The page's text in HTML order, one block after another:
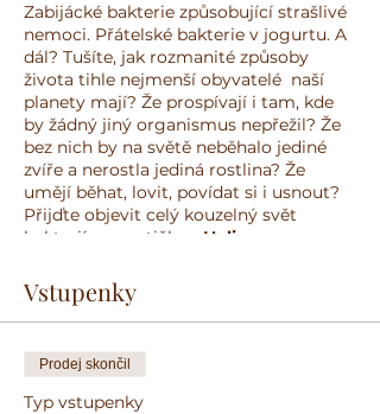
Zabijácké bakterie způsobující strašlivé
nemoci. Přátelské bakterie v jogurtu. A
dál? Tušíte, jak rozmanité způsoby
života tihle nejmenší obyvatelé naší
planety mají? Že prospívají i tam, kde
by žádný jiný organismus nepřežil? Že
bez nich by na světě neběhalo jediné
zvíře a nerostla jediná rostlina? Že
umějí běhat, lovit, povídat si i usnout?
Přijďte objevit celý kouzelný svět
bakterií s genetičkou Halinou
Josefem Lhotským
Vstupenky
Prodej skončil
Typ vstupenky